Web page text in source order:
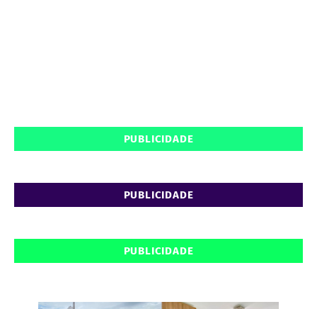
PUBLICIDADE
PUBLICIDADE
PUBLICIDADE